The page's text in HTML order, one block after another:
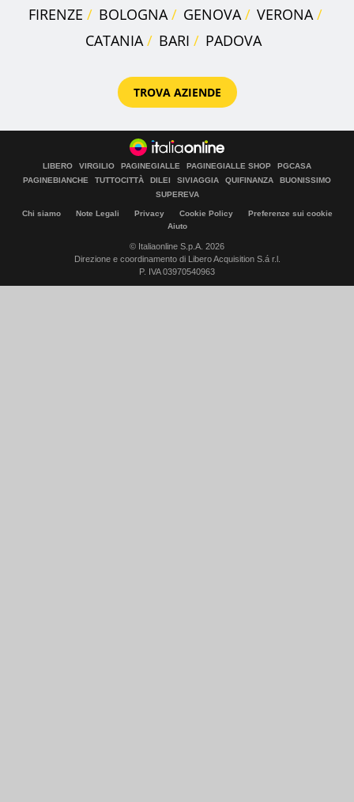
FIRENZE
BOLOGNA GENOVA
VERONA
CATANIA
BARI PADOVA
TROVA AZIENDE
LIBERO VIRGILIO PAGINEGIALLE PAGINEGIALLE SHOP
PGCASA
PAGINEBIANCHE
TUTTOCITTÀ DILEI SIVIAGGIA QUIFINANZA
BUONISSIMO
SUPEREVA
Chi siamo Note Legali Privacy Cookie Policy
Preferenze sui cookie
Aiuto
© Italiaonline S.p.A. 2026
Direzione e coordinamento di Libero Acquisition S.á r.l.
P. IVA 03970540963